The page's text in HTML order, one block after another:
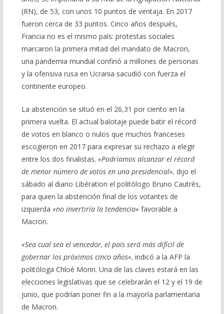
(RN), de 53, con unos 10 puntos de ventaja. En 2017
fueron cerca de 33 puntos. Cinco años después,
Francia no es el mismo país: protestas sociales
marcaron la primera mitad del mandato de Macron,
una pandemia mundial confinó a millones de personas
y la ofensiva rusa en Ucrania sacudió con fuerza el
continente europeo.
La abstención se situó en el 26,31 por ciento en la
primera vuelta. El actual balotaje puede batir el récord
de votos en blanco o nulos que muchos franceses
escogieron en 2017 para expresar su rechazo a elegir
entre los dos finalistas. «Podríamos alcanzar el récord
de menor número de votos en una presidencial», dijo el
sábado al diario Libération el politólogo Bruno Cautrès,
para quien la abstención final de los votantes de
izquierda «no invertiría la tendencia» favorable a
Macron.
«Sea cual sea el vencedor, el país será más difícil de
gobernar los próximos cinco años», indicó a la AFP la
politóloga Chloé Morin. Una de las claves estará en las
elecciones legislativas que se celebrarán el 12 y el 19 de
junio, que podrían poner fin a la mayoría parlamentaria
de Macron.